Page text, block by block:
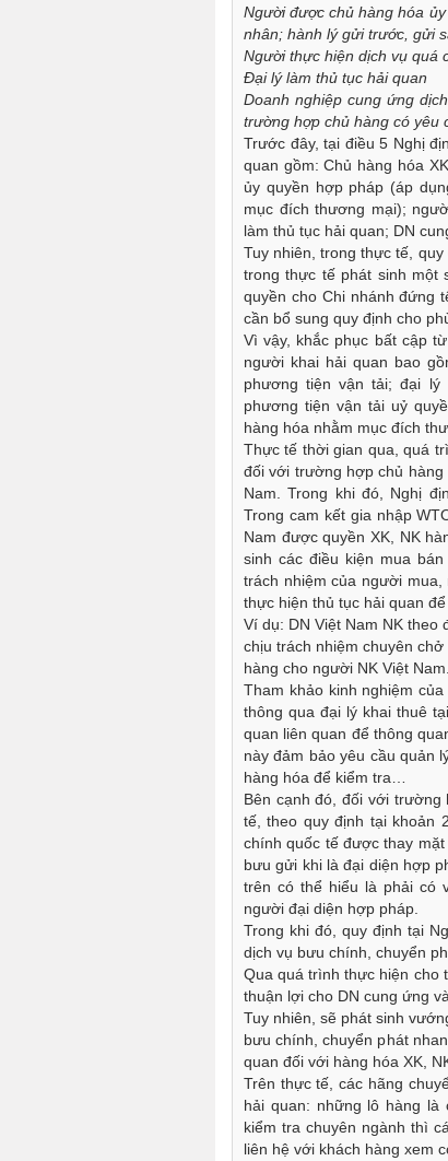
Người được chủ hàng hóa
nhân; hành lý gửi trước, gửi
Người thực hiện dịch vụ quá
Đại lý làm thủ tục hải quan
Doanh nghiệp cung ứng
trường hợp chủ hàng có yêu
Trước đây, tại điều 5 Nghị
quan gồm: Chủ hàng hóa
ủy quyền hợp pháp (áp
mục đích thương mại);
làm thủ tục hải quan; DN
Tuy nhiên, trong thực tế,
trong thực tế phát sinh một
quyền cho Chi nhánh đứng
cần bổ sung quy định cho
Vì vậy, khắc phục bất cập
người khai hải quan bao
phương tiện vận tải; đại
phương tiện vận tải uỷ
hàng hóa nhằm mục đích
Thực tế thời gian qua, quá
đối với trường hợp chủ
Nam. Trong khi đó, Nghị
Trong cam kết gia nhập
Nam được quyền XK, NK
sinh các điều kiện mua
trách nhiệm của người
thực hiện thủ tục hải quan để
Ví dụ: DN Việt Nam NK theo
chịu trách nhiệm chuyên
hàng cho người NK Việt Nam.
Tham khảo kinh nghiệm
thông qua đại lý khai thuê
quan liên quan để thông
này đảm bảo yêu cầu quản
hàng hóa để kiểm tra…
Bên cạnh đó, đối với
tế, theo quy định tại khoản
chính quốc tế được thay
bưu gửi khi là đại diện hợp
trên có thể hiểu là phải có
người đại diện hợp pháp.
Trong khi đó, quy định tại
dịch vụ bưu chính, chuyển
Qua quá trình thực hiện cho
thuận lợi cho DN cung ứng
Tuy nhiên, sẽ phát sinh
bưu chính, chuyển phát
quan đối với hàng hóa XK,
Trên thực tế, các hãng
hải quan: những lô hàng
kiểm tra chuyên ngành thì
liên hệ với khách hàng xem